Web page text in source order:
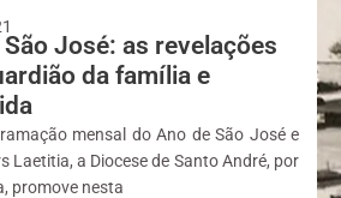
José: as revelações
da família e
mensal do Ano de São José e
Laetitia, a Diocese de Santo André, por
promove nesta